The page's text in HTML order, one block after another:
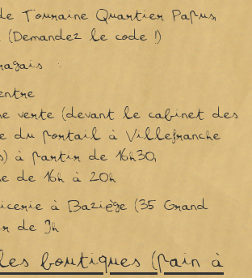
Touraine Quartier Papus,
le code !)
:
verte (devant le cabinet des
du portail à Villefranche
à partir de 16h30,
de 16h à 20h
à Baziège (35 Grand
de 9h
boutiques (pain à